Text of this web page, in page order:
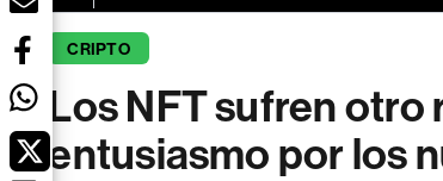
CRIPTO
Los NFT sufren otro
entusiasmo por los